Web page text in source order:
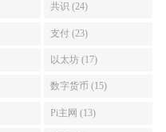
共识 (24)
支付 (23)
以太坊 (17)
数字货币 (15)
Pi主网 (13)